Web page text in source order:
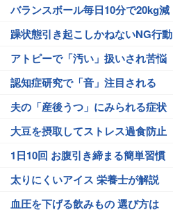
バランスボール毎日10分で20kg減
躁状態引き起こしかねないNG行動
アトピーで「汚い」扱いされ苦悩
認知症研究で「音」注目される
夫の「産後うつ」にみられる症状
大豆を摂取してストレス過食防止
1日10回 お腹引き締まる簡単習慣
太りにくいアイス 栄養士が解説
血圧を下げる飲みもの 選び方は